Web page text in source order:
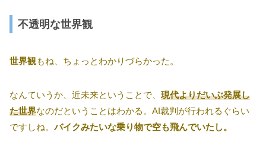
不透明な世界観
世界観もね、ちょっとわかりづらかった。
なんていうか、近未来ということで、 現代よりだいぶ発展し
た世界なのだということはわかる。AI裁判が行われるぐらい
ですしね。バイクみたいな乗り物で空も飛んでいたし。